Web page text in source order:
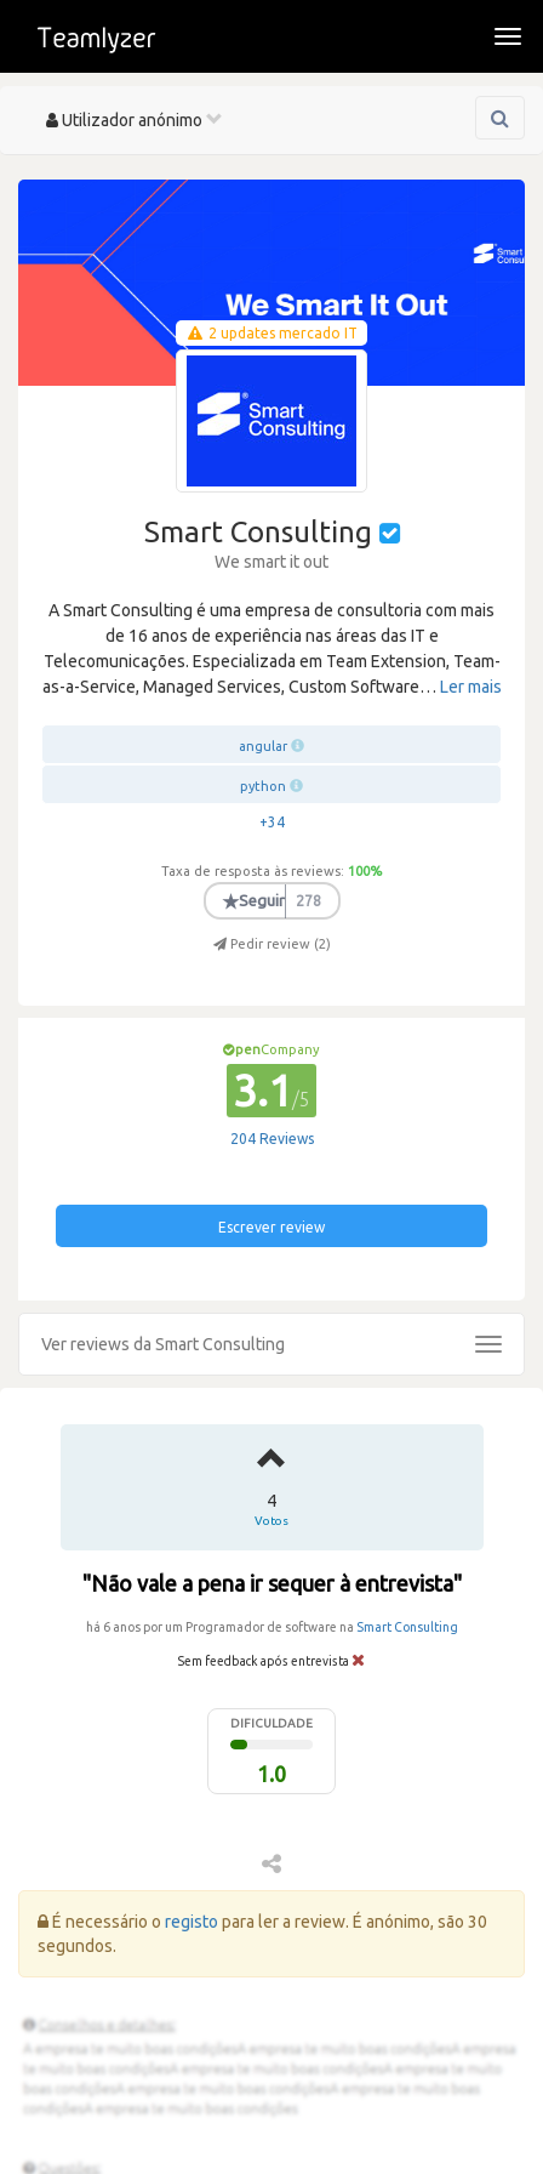
Toggle
Utilizador anónimo
2 updates mercado IT
Smart Consulting
We smart it out
A Smart Consulting é uma empresa de consultoria com mais
de 16 anos de experiência nas áreas das IT e
Telecomunicações. Especializada em Team Extension, Team-
as-a-Service, Managed Services, Custom Software… Ler mais
angular
python
+34
Taxa de resposta às reviews: 100%
★Seguir 278
Pedir review (2)
penCompany
3.1 /5
204 Reviews
Escrever review
Ver reviews da Smart Consulting
Toggle
4
Votos
"Não vale a pena ir sequer à entrevista"
há 6 anos por um Programador de software na Smart Consulting
Sem feedback após entrevista
DIFICULDADE
1.0
Erro:
É necessário o registo para ler a review. É anónimo, são 30
segundos.